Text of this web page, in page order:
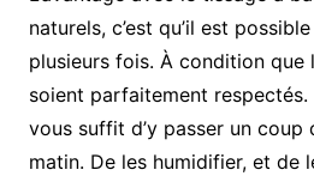
naturels, c’est qu’il est
plusieurs fois. À condition que
soient parfaitement
vous suffit d’y passer un coup
matin. De les humidifier, et de